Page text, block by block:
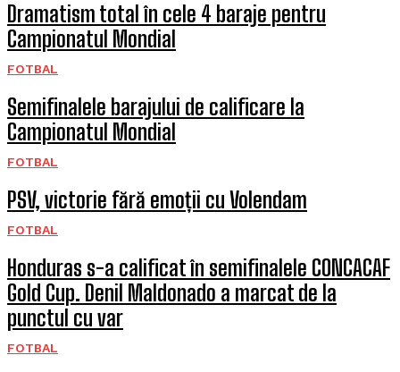
Dramatism total în cele 4 baraje pentru
Campionatul Mondial
FOTBAL
Semifinalele barajului de calificare la
Campionatul Mondial
FOTBAL
PSV, victorie fără emoții cu Volendam
FOTBAL
Honduras s-a calificat în semifinalele CONCACAF
Gold Cup. Denil Maldonado a marcat de la
punctul cu var
FOTBAL